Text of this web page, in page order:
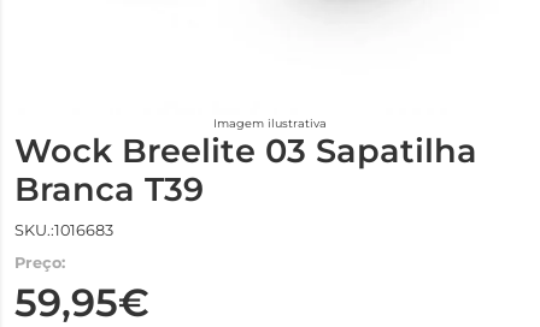
Imagem ilustrativa
Wock Breelite 03 Sapatilha
Branca T39
SKU.:1016683
Preço:
59,95€